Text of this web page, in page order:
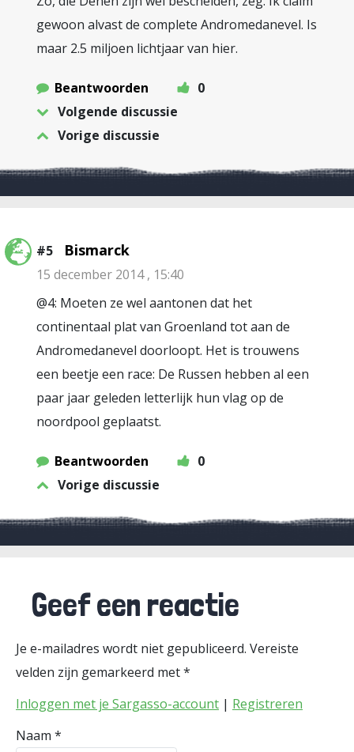
gewoon alvast de complete Andromedanevel. Is
maar 2.5 miljoen lichtjaar van hier.
Beantwoorden
0
Volgende discussie
Vorige discussie
#5 Bismarck
15 december 2014 , 15:40
@4: Moeten ze wel aantonen dat het
continentaal plat van Groenland tot aan de
Andromedanevel doorloopt. Het is trouwens
een beetje een race: De Russen hebben al een
paar jaar geleden letterlijk hun vlag op de
noordpool geplaatst.
Beantwoorden
0
Vorige discussie
Geef een reactie
Je e-mailadres wordt niet gepubliceerd. Vereiste
velden zijn gemarkeerd met*
Inloggen met je Sargasso-account | Registreren
Naam *